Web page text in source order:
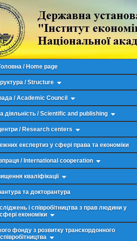
/ Home page
/ Structure
/ Academic Council
діяльність / Scientific and publishing
/ Research centers
експертиз у сфері права та економіки
/ International cooperation
кваліфікації
та докторантура
і співробітництва з прав людини у
сфері економіки
фонду з розвитку транскордонного
співробітництва